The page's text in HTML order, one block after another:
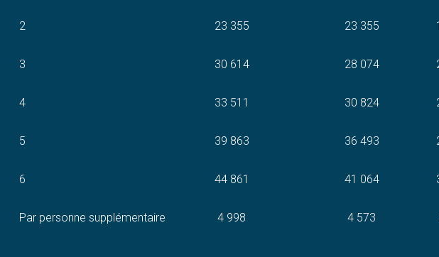
2 23 355 23 355
3 30 614 28 074
4 33 511 30 824
5 39 863 36 493
6 44 861 41 064
Par personne supplémentaire 4 998 4 573